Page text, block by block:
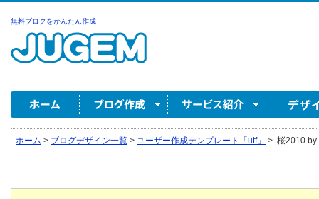
無料ブログをかんたん作成
ホーム > ブログデザイン一覧 > ユーザー作成テンプレート「utf」 > 桜2010 by